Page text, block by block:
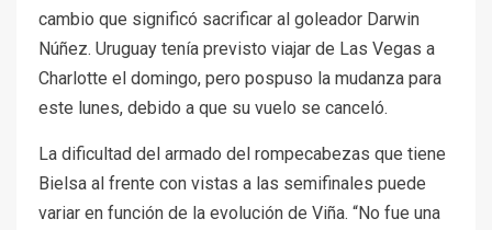
cambio que significó sacrificar al goleador Darwin
Núñez. Uruguay tenía previsto viajar de Las Vegas a
Charlotte el domingo, pero pospuso la mudanza para
este lunes, debido a que su vuelo se canceló.
La dificultad del armado del rompecabezas que tiene
Bielsa al frente con vistas a las semifinales puede
variar en función de la evolución de Viña. “No fue una